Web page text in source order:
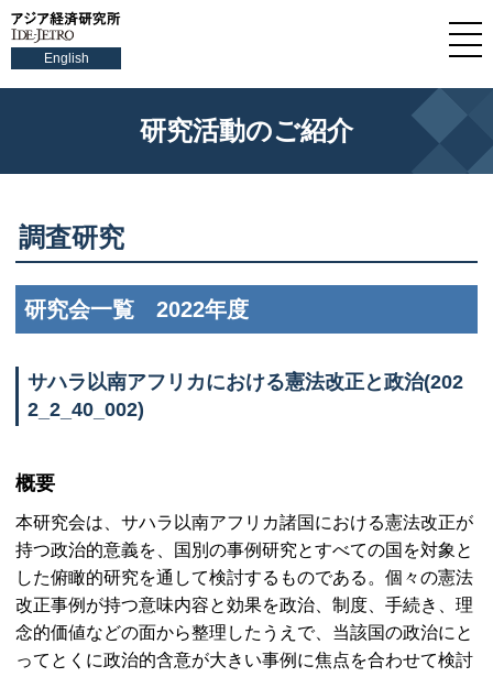
English
研究活動のご紹介
調査研究
研究会一覧 2022年度
サハラ以南アフリカにおける憲法改正と政治(202
2_2_40_002)
概要
本研究会は、サハラ以南アフリカ諸国における憲法改正が
持つ政治的意義を、国別の事例研究とすべての国を対象と
した俯瞰的研究を通して検討するものである。個々の憲法
改正事例が持つ意味内容と効果を政治、制度、手続き、理
念的価値などの面から整理したうえで、当該国の政治にと
ってとくに政治的含意が大きい事例に焦点を合わせて検討